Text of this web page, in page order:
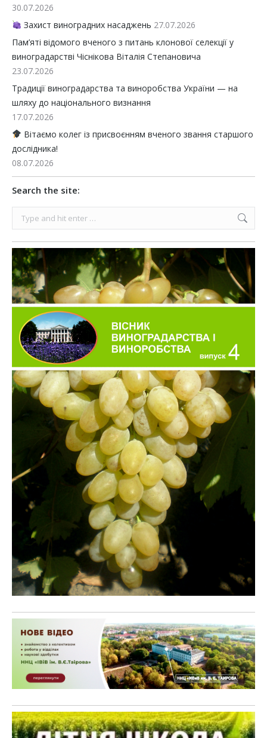
30.07.2026
Захист виноградних насаджень 27.07.2026
Пам’яті відомого вченого з питань клонової селекції у
виноградарстві Чіснікова Віталія Степановича
23.07.2026
Традиції виноградарства та виноробства України — на
шляху до національного визнання
17.07.2026
Вітаємо колег із присвоєнням вченого звання старшого
дослідника!
08.07.2026
Search the site: